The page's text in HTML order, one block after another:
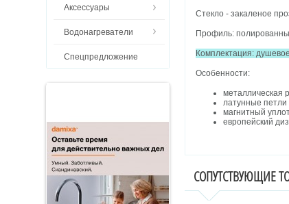
Аксессуары
Водонагреватели
Спецпредложение
Стекло - закаленое
Профиль:
Комплектация:
Особенности:
металлическая
латунные петли
магнитный
европейский
СОПУТСТВУЮЩИЕ